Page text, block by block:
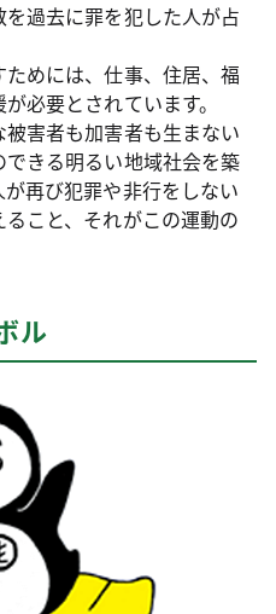
過去に罪を犯した人が占
めには、仕事、住居、福
必要とされています。
害者も加害者も生まない
きる明るい地域社会を築
再び犯罪や非行をしない
こと、それがこの運動の
ル